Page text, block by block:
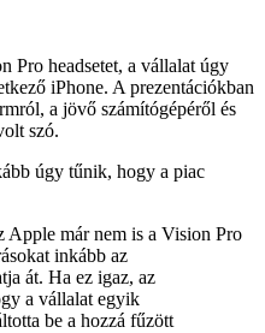
Pro headsetet, a vállalat úgy
iPhone. A prezentációkban
a jövő számítógépéről és
szó.
úgy tűnik, hogy a piac
Apple már nem is a Vision Pro
inkább az
át. Ha ez igaz, az
a vállalat egyik
be a hozzá fűzött